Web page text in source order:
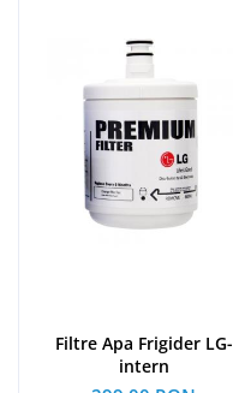
Filtre Apa Frigider LG-
intern